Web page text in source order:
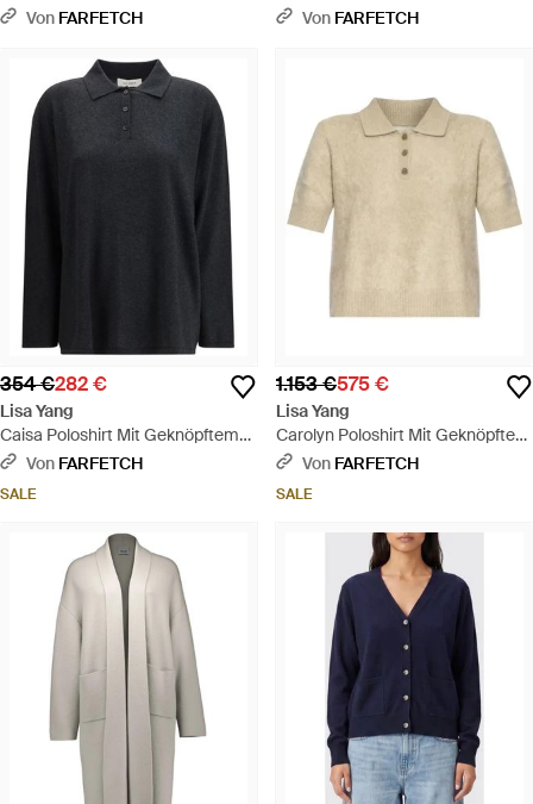
Schalkragen - Grau
Von FARFETCH
Stehkragen - Weiß
Von FARFETCH
354 €282 €
Lisa Yang
Caisa Poloshirt Mit Geknöpftem
Kragen - Schwarz
Von FARFETCH
SALE
1.153 €575 €
Lisa Yang
Carolyn Poloshirt Mit Geknöpftem
Kragen - Natur
Von FARFETCH
SALE